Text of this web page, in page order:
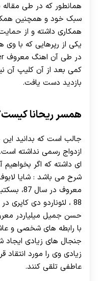
همانطور که در طی مقاله
سبک خود و همچنین
همکاری داشته و از
یکی از رپرهایی که با وی
کمی بعد از آن کلیپ آن
بازدید دست یافت.
همسر ریحانا
ای داشته که اگر بخواهیم
معروف در
حسن جمیل میلیاردر
با رابطه های شخصی و
جنجال های زیادی
زیادی وی را مورد انتقاد
عاطفی تلقی کنند.